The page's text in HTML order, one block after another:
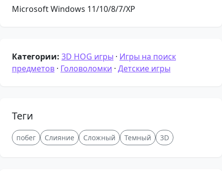
Microsoft Windows 11/10/8/7/XP
Категории: 3D HOG игры · Игры на поиск
предметов · Головоломки · Детские игры
Теги
побег Слияние Сложный Темный 3D